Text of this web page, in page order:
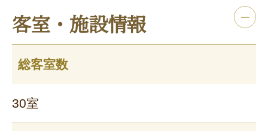
客室・施設情報
総客室数
30室